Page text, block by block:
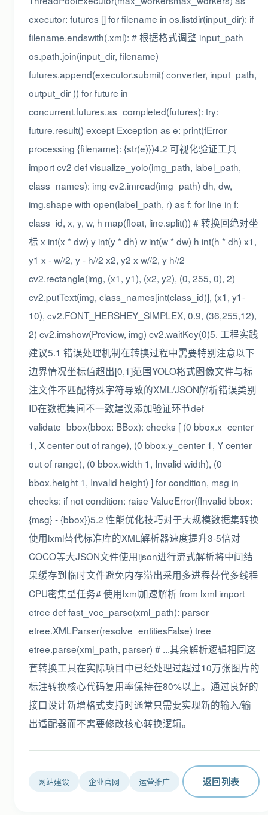
executor: futures [] for filename in os.listdir(input_dir): if
filename.endswith(.xml): # 根据格式调整 input_path
os.path.join(input_dir, filename)
futures.append(executor.submit( converter, input_path,
output_dir )) for future in
concurrent.futures.as_completed(futures): try:
future.result() except Exception as e: print(fError
processing {filename}: {str(e)})4.2 可视化验证工具
import cv2 def visualize_yolo(img_path, label_path,
class_names): img cv2.imread(img_path) dh, dw, _
img.shape with open(label_path, r) as f: for line in f:
class_id, x, y, w, h map(float, line.split()) # 转换回绝对坐
标 x int(x * dw) y int(y * dh) w int(w * dw) h int(h * dh) x1,
y1 x - w//2, y - h//2 x2, y2 x w//2, y h//2
cv2.rectangle(img, (x1, y1), (x2, y2), (0, 255, 0), 2)
cv2.putText(img, class_names[int(class_id)], (x1, y1-
10), cv2.FONT_HERSHEY_SIMPLEX, 0.9, (36,255,12),
2) cv2.imshow(Preview, img) cv2.waitKey(0)5. 工程实践
建议5.1 错误处理机制在转换过程中需要特别注意以下
边界情况坐标值超出[0,1]范围YOLO格式图像文件与标
注文件不匹配特殊字符导致的XML/JSON解析错误类别
ID在数据集间不一致建议添加验证环节def
validate_bbox(bbox: BBox): checks [ (0 bbox.x_center
1, X center out of range), (0 bbox.y_center 1, Y center
out of range), (0 bbox.width 1, Invalid width), (0
bbox.height 1, Invalid height) ] for condition, msg in
checks: if not condition: raise ValueError(fInvalid bbox:
{msg} - {bbox})5.2 性能优化技巧对于大规模数据集转换
使用lxml替代标准库的XML解析器速度提升3-5倍对
COCO等大JSON文件使用ijson进行流式解析将中间结
果缓存到临时文件避免内存溢出采用多进程替代多线程
CPU密集型任务# 使用lxml加速解析 from lxml import
etree def fast_voc_parse(xml_path): parser
etree.XMLParser(resolve_entitiesFalse) tree
etree.parse(xml_path, parser) # ...其余解析逻辑相同这
套转换工具在实际项目中已经处理过超过10万张图片的
标注转换核心代码复用率保持在80%以上。通过良好的
接口设计新增格式支持时通常只需要实现新的输入/输
出适配器而不需要修改核心转换逻辑。
网站建设 企业官网 运营推广 返回列表